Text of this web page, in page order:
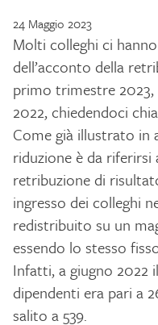
24 Maggio 2023
Molti colleghi ci
dell’acconto della
primo trimestre
2022, chiedendoci
Come già illustrato in
riduzione è da
retribuzione di
ingresso dei colleghi
redistribuito su un
essendo lo stesso
Infatti, a giugno 2022
dipendenti era pari a
salito a 539.